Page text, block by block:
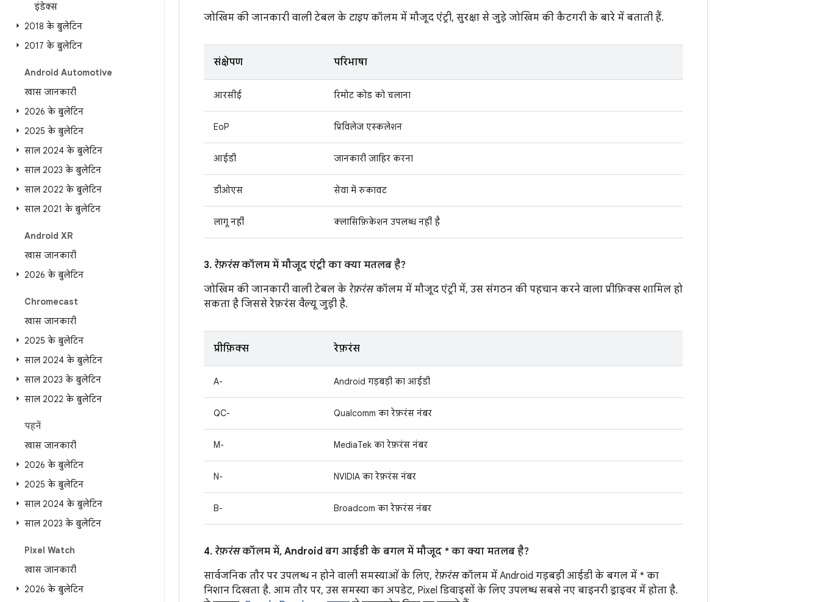
इंडेक्स
2018 के बुलेटिन
2017 के बुलेटिन
Android Automotive
खास जानकारी
2026 के बुलेटिन
2025 के बुलेटिन
साल 2024 के बुलेटिन
साल 2023 के बुलेटिन
साल 2022 के बुलेटिन
साल 2021 के बुलेटिन
Android XR
खास जानकारी
2026 के बुलेटिन
Chromecast
खास जानकारी
2025 के बुलेटिन
साल 2024 के बुलेटिन
साल 2023 के बुलेटिन
साल 2022 के बुलेटिन
पहनें
खास जानकारी
2026 के बुलेटिन
2025 के बुलेटिन
साल 2024 के बुलेटिन
साल 2023 के बुलेटिन
Pixel Watch
खास जानकारी
2026 के बुलेटिन
जोखिम की जानकारी वाली टेबल के टाइपकॉलम में मौजूद एंट्री, सुरक्षा से जुड़े जोखिम की कैटगरी के बारे में बताती हैं.
संक्षेपण परिभाषा
आरसीई रिमोट कोड को चलाना
EoP प्रिविलेज एस्कलेशन
आईडी जानकारी ज़ाहिर करना
डीओएस सेवा में रुकावट
लागू नहीं क्लासिफ़िकेशन उपलब्ध नहीं है
3. रेफ़रंसकॉलम में मौजूद एंट्री का क्या मतलब है?
जोखिम की जानकारी वाली टेबल के रेफ़रंसकॉलम में मौजूद एंट्री में, उस संगठन की पहचान करने वाला प्रीफ़िक्स शामिल हो
सकता है जिससे रेफ़रंस वैल्यू जुड़ी है.
प्रीफ़िक्स रेफ़रंस
A- Android गड़बड़ी का आईडी
QC- Qualcomm का रेफ़रंस नंबर
M- MediaTek का रेफ़रंस नंबर
N- NVIDIA का रेफ़रंस नंबर
B- Broadcom का रेफ़रंस नंबर
4. रेफ़रंसकॉलम में, Android बग आईडी के बगल में मौजूद * का क्या मतलब है?
सार्वजनिक तौर पर उपलब्ध न होने वाली समस्याओं के लिए, रेफ़रंसकॉलम में Android गड़बड़ी आईडी के बगल में * का
निशान दिखता है. आम तौर पर, उस समस्या का अपडेट, Pixel डिवाइसों के लिए उपलब्ध सबसे नए बाइनरी ड्राइवर में होता है.